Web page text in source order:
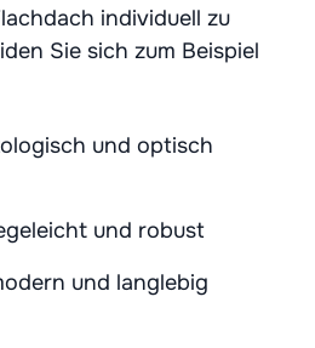
individuell zu
Sie sich zum Beispiel
und optisch
und robust
und langlebig